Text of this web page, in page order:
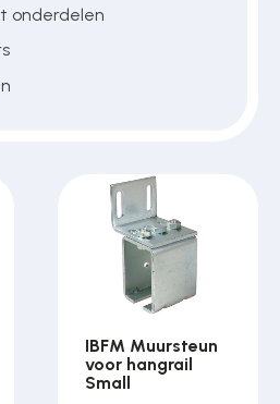
onderdelen
IBFM Muursteun
voor hangrail
Small